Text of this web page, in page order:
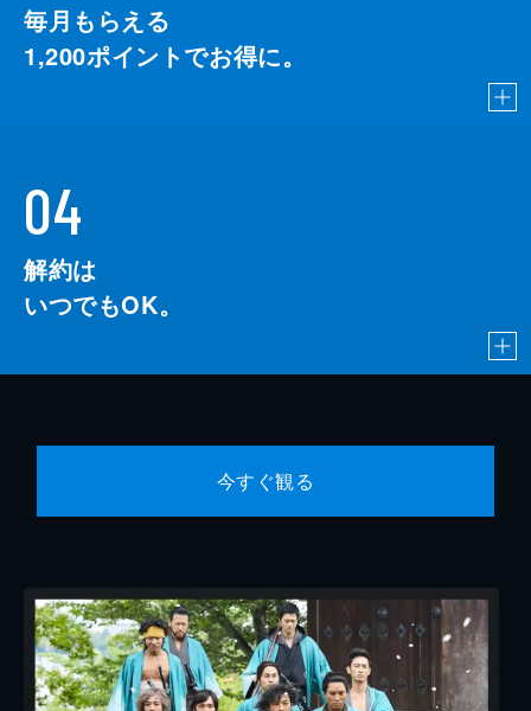
毎月もらえる
1,200ポイントでお得に。
04
解約は
いつでもOK。
今すぐ観る